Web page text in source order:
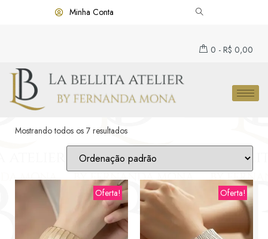
Minha Conta
0 - R$ 0,00
Mostrando todos os 7 resultados
Oferta! Oferta!